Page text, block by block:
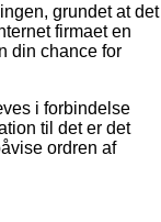
grundet at det
firmaet en
din chance for
i forbindelse
til det er det
ordren af